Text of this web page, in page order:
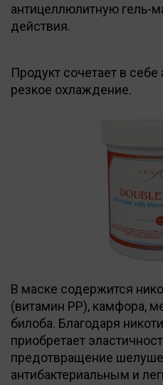
антицеллюлитную гель-
действия.
Продукт сочетает в
резкое охлаждение.
В маске содержится
(витамин РР), камфора,
билоба. Благодаря
приобретает
предотвращение
антибактериальным и